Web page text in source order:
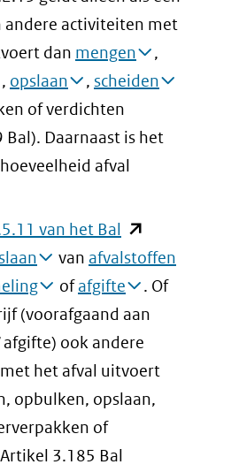
andere activiteiten met
dan mengen
,
, opslaan , scheiden
of verdichten
Daarnaast is het
afval
van het Bal (opent
in
nieuw
venster)
(verwijst
naar
een
website)
van afvalstoffen
ofafgifte
. Of
(voorafgaand aan
ook andere
het afval uitvoert
opbulken, opslaan,
of
3.185 Bal